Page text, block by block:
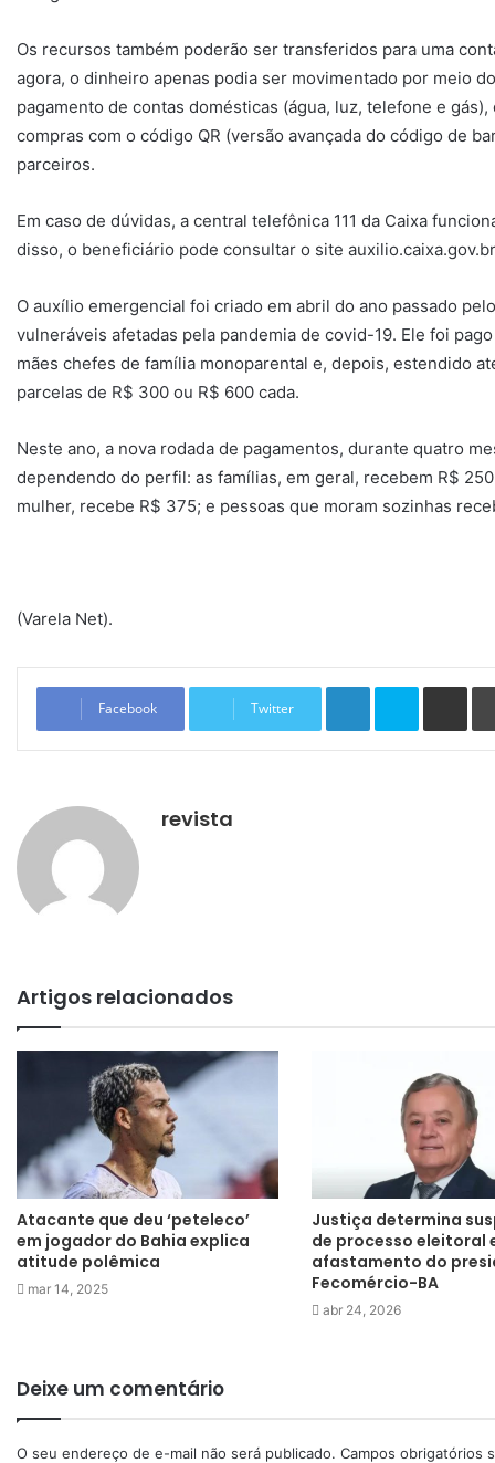
Os recursos também poderão ser transferidos para uma
agora, o dinheiro apenas podia ser movimentado por meio
pagamento de contas domésticas (água, luz, telefone e
compras com o código QR (versão avançada do código de
parceiros.
Em caso de dúvidas, a central telefônica 111 da Caixa
disso, o beneficiário pode consultar o site
O auxílio emergencial foi criado em abril do ano passado
vulneráveis afetadas pela pandemia de covid-19. Ele foi
mães chefes de família monoparental e, depois, estendido
parcelas de R$ 300 ou R$ 600 cada.
Neste ano, a nova rodada de pagamentos, durante quatro
dependendo do perfil: as famílias, em geral, recebem R$
mulher, recebe R$ 375; e pessoas que moram sozinhas
(Varela Net).
Facebook Twitter
Linkedin Skype
revista
Artigos relacionados
Atacante que deu ‘peteleco’
em jogador do Bahia explica
atitude polêmica
mar 14, 2025
Justiça determina
de processo eleitoral
afastamento do
Fecomércio-BA
abr 24, 2026
Deixe um comentário
O seu endereço de e-mail não será publicado. Campos obrigatórios